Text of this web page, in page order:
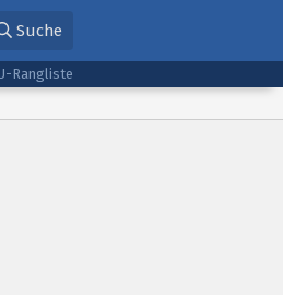
Suche
Rangliste